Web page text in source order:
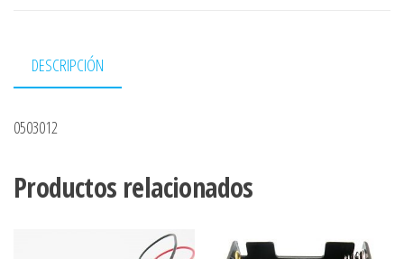
DESCRIPCIÓN
0503012
Productos relacionados